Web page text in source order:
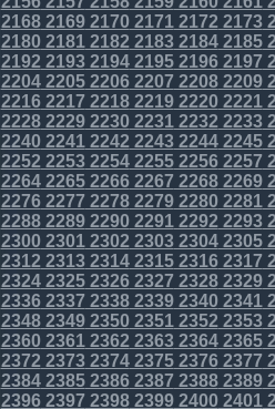
21682169217021712172 2173
218021812182 218321842185
2192 21932194219521962197
2204220522062207 22082209
22162217 2218221922202221
22282229223022312232 2233
224022412242 224322442245
2252 22532254225522562257
2264226522662267 22682269
22762277 2278227922802281
22882289229022912292 2293
230023012302 230323042305
2312 23132314231523162317
2324232523262327 23282329
23362337 2338233923402341
23482349235023512352 2353
236023612362 236323642365
2372 23732374237523762377
2384238523862387 23882389
23962397 2398239924002401